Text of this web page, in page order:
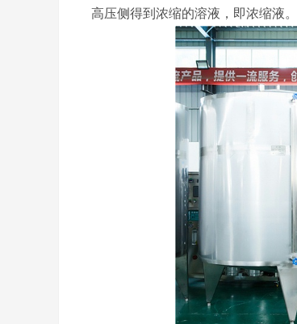
高压侧得到浓缩的溶液，即浓缩液